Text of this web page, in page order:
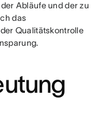
Abläufe und der zu
das
Qualitätskontrolle